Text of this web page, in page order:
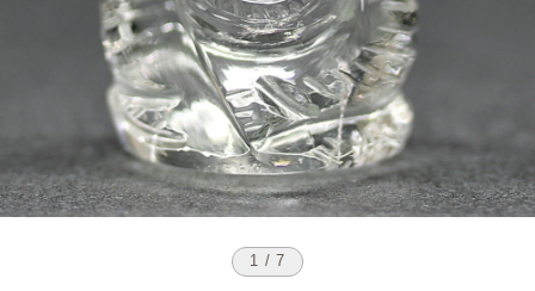
1 / 7